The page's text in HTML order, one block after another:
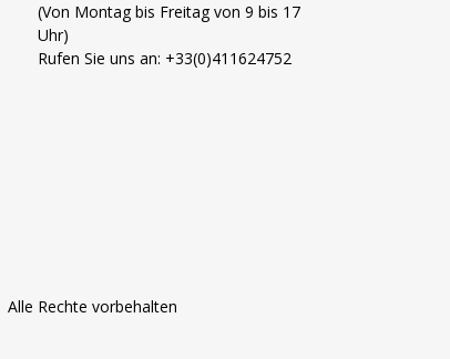
(Von Montag bis Freitag von 9 bis 17
Uhr)
Rufen Sie uns an: +33(0)411624752
Alle Rechte vorbehalten